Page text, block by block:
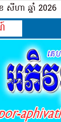
សីហា ឆ្នាំ 2026